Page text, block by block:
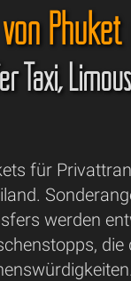
Taxi,
für
werden